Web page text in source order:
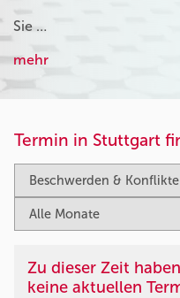
Sie …
mehr
Termin in Stuttgart
Zu dieser Zeit
keine aktuellen